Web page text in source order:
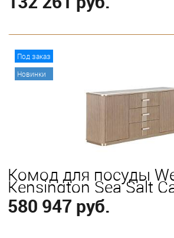
Под заказ
Новинки
Комод для посуды
Kensington Sea Salt
580 947 руб.